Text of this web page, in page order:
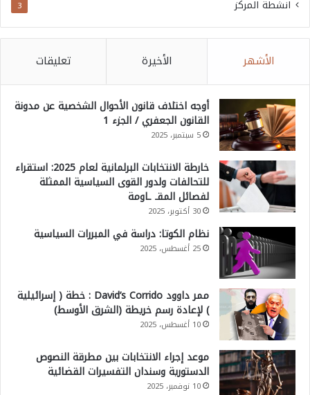
ي
انشطة المركز 3
الأشهر الأخيرة تعليقات
أوجه اختلاف قانون الأحوال الشخصية عن مدونة
القانون الجعفري / الجزء 1
5 سبتمبر، 2025
خارطة الانتخابات البرلمانية لعام 2025: استقراء
للتحالفات ولدور القوى السياسية الممثلة
لفصائل المقـ ـاومة
30 أكتوبر، 2025
نظام الكوتا: دراسة في المبررات السياسية
25 أغسطس، 2025
ممر داوود David’s Corrido : خطة ( إسرائيلية
) لإعادة رسم خريطة (الشرق الأوسط)
10 أغسطس، 2025
موعد إجراء الانتخابات بين مطرقة النصوص
الدستورية وسندان التفسيرات القضائية
10 نوفمبر، 2025